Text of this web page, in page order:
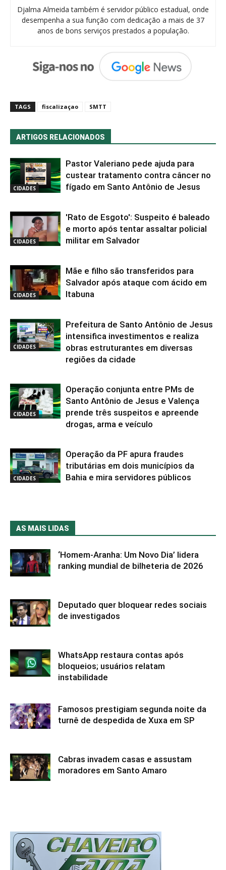
Djalma Almeida também é servidor público estadual, onde
desempenha a sua função com dedicação a mais de 37
anos de bons serviços prestados a população.
TAGS fiscalizaçao SMTT
ARTIGOS RELACIONADOS
CIDADES
Pastor Valeriano pede ajuda para
custear tratamento contra câncer no
fígado em Santo Antônio de Jesus
CIDADES
'Rato de Esgoto': Suspeito é baleado
e morto após tentar assaltar policial
militar em Salvador
CIDADES
Mãe e filho são transferidos para
Salvador após ataque com ácido em
Itabuna
CIDADES
Prefeitura de Santo Antônio de Jesus
intensifica investimentos e realiza
obras estruturantes em diversas
regiões da cidade
CIDADES
Operação conjunta entre PMs de
Santo Antônio de Jesus e Valença
prende três suspeitos e apreende
drogas, arma e veículo
CIDADES
Operação da PF apura fraudes
tributárias em dois municípios da
Bahia e mira servidores públicos
AS MAIS LIDAS
‘Homem-Aranha: Um Novo Dia’ lidera
ranking mundial de bilheteria de 2026
Deputado quer bloquear redes sociais
de investigados
WhatsApp restaura contas após
bloqueios; usuários relatam
instabilidade
Famosos prestigiam segunda noite da
turnê de despedida de Xuxa em SP
Cabras invadem casas e assustam
moradores em Santo Amaro